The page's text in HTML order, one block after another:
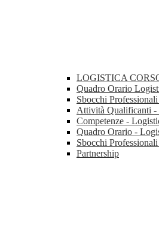
LOGISTICA
Quadro Orario
Sbocchi
Attività Qualificanti -
Competenze -
Quadro Orario -
Sbocchi
Partnership